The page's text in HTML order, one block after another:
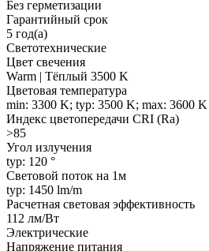
Без герметизации
Гарантийный срок
5 год(а)
Светотехнические
Цвет свечения
Warm | Тёплый 3500 K
Цветовая температура
min: 3300 K; typ: 3500 K; max: 3600 K
Индекс цветопередачи CRI (Ra)
>85
Угол излучения
typ: 120 °
Световой поток на 1м
typ: 1450 lm/m
Расчетная световая эффективность
112 лм/Вт
Электрические
Напряжение питания